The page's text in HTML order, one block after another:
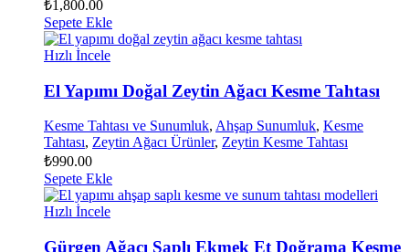
₺1,800.00
Sepete Ekle
Hızlı İncele
El Yapımı Doğal Zeytin Ağacı Kesme Tahtası
Kesme Tahtası ve Sunumluk, Ahşap Sunumluk, Kesme
Tahtası, Zeytin Ağacı Ürünler, Zeytin Kesme Tahtası
₺990.00
Sepete Ekle
Hızlı İncele
Gürgen Ağacı Saplı Ekmek Et Doğrama Kesme